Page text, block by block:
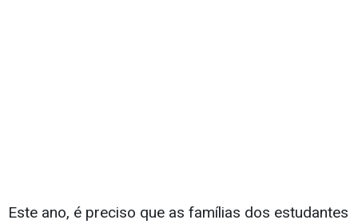
Este ano, é preciso que as famílias dos estudantes